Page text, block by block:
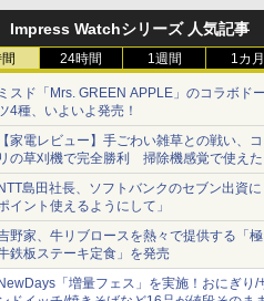
との価格逆転解消 [8月前半
CPU価格]
Impress Watchシリーズ 人気記事
24時間 1週間 1カ月
スド「Mrs. GREEN APPLE」のコラボド
4種、いよいよ発売！
家電レビュー】手ごわい雑草との戦い、コ
の草刈機で完全勝利 掃除機感覚で使えた
島田社長、ソフトバンクのセブン出資に
イント使えるようにして」
野家、牛リブロースを熱々で提供する「
鉄板ステーキ定食」を発売
「増量フェス」を実施！おにぎり/